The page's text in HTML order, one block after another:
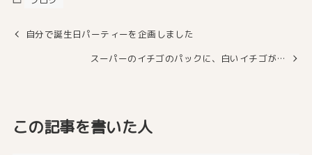
自分で誕生日パーティーを企画しました
スーパーのイチゴのパックに、白いイチゴが…
この記事を書いた人